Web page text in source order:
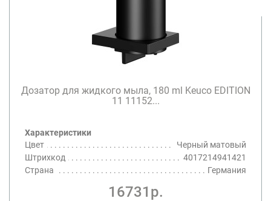
Дозатор для жидкого мыла, 180 ml Keuco EDITION
11 11152...
Характеристики
Цвет
Черный матовый
Штрихкод
4017214941421
Страна
Германия
16731р.